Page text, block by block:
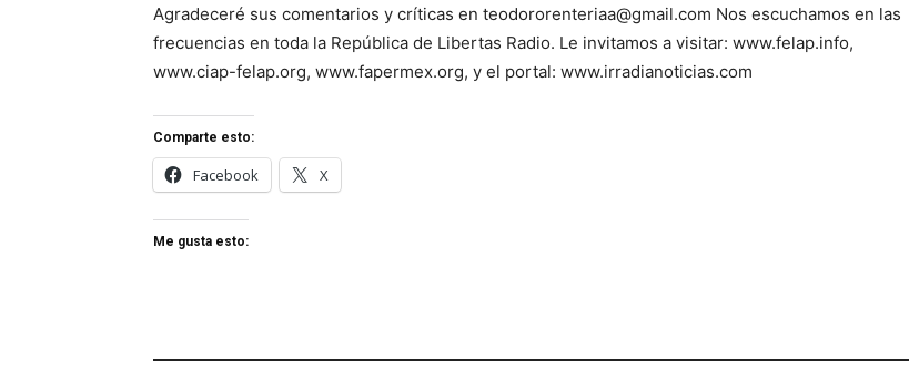
Agradeceré sus comentarios y críticas en teodororenteriaa@gmail.com Nos escuchamos en las
frecuencias en toda la República de Libertas Radio. Le invitamos a visitar: www.felap.info,
www.ciap-felap.org, www.fapermex.org, y el portal: www.irradianoticias.com
Comparte esto:
Facebook X
Me gusta esto: